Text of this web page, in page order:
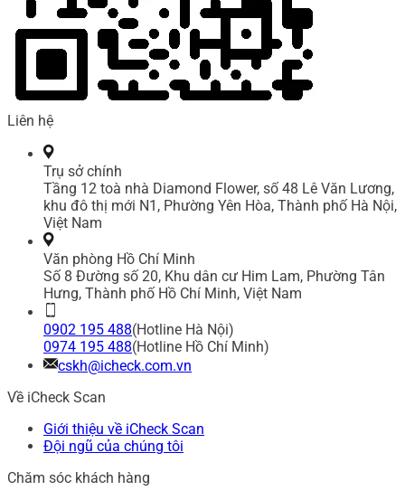
Liên hệ
Trụ sở chính
Tầng 12 toà nhà Diamond Flower, số 48 Lê Văn Lương,
khu đô thị mới N1, Phường Yên Hòa, Thành phố Hà Nội,
Việt Nam
Văn phòng Hồ Chí Minh
Số 8 Đường số 20, Khu dân cư Him Lam, Phường Tân
Hưng, Thành phố Hồ Chí Minh, Việt Nam
0902 195 488(Hotline Hà Nội)
0974 195 488(Hotline Hồ Chí Minh)
cskh@icheck.com.vn
Về iCheck Scan
Giới thiệu về iCheck Scan
Đội ngũ của chúng tôi
Chăm sóc khách hàng